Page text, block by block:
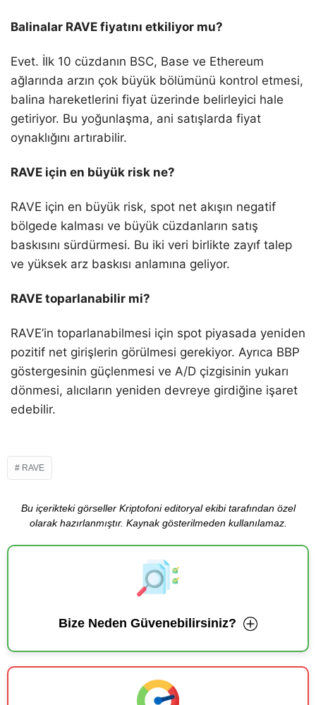
Balinalar RAVE fiyatını etkiliyor mu?
Evet. İlk 10 cüzdanın BSC, Base ve Ethereum
ağlarında arzın çok büyük bölümünü kontrol etmesi,
balina hareketlerini fiyat üzerinde belirleyici hale
getiriyor. Bu yoğunlaşma, ani satışlarda fiyat
oynaklığını artırabilir.
RAVE için en büyük risk ne?
RAVE için en büyük risk, spot net akışın negatif
bölgede kalması ve büyük cüzdanların satış
baskısını sürdürmesi. Bu iki veri birlikte zayıf talep
ve yüksek arz baskısı anlamına geliyor.
RAVE toparlanabilir mi?
RAVE’in toparlanabilmesi için spot piyasada yeniden
pozitif net girişlerin görülmesi gerekiyor. Ayrıca BBP
göstergesinin güçlenmesi ve A/D çizgisinin yukarı
dönmesi, alıcıların yeniden devreye girdiğine işaret
edebilir.
RAVE
Bu içerikteki görseller Kriptofoni editoryal ekibi tarafından özel
olarak hazırlanmıştır. Kaynak gösterilmeden kullanılamaz.
Bize Neden Güvenebilirsiniz?